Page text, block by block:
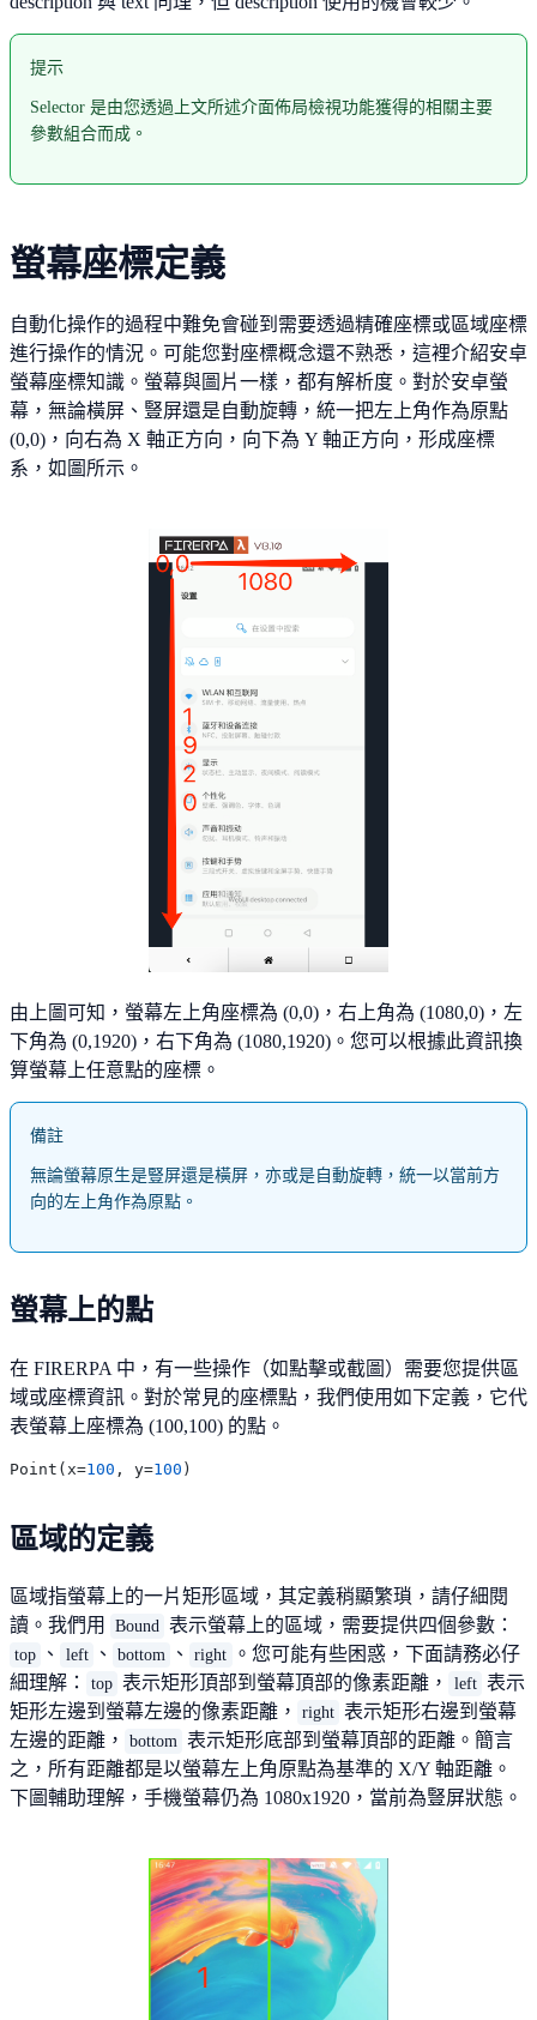
提示
Selector 是由您透過上文所述介面佈局檢視功能獲得的相關主要
參數組合而成。
螢幕座標定義
自動化操作的過程中難免會碰到需要透過精確座標或區域座標
進行操作的情況。可能您對座標概念還不熟悉，這裡介紹安卓
螢幕座標知識。螢幕與圖片一樣，都有解析度。對於安卓螢
幕，無論橫屏、豎屏還是自動旋轉，統一把左上角作為原點
(0,0)，向右為 X 軸正方向，向下為 Y 軸正方向，形成座標
系，如圖所示。
由上圖可知，螢幕左上角座標為 (0,0)，右上角為 (1080,0)，左
下角為 (0,1920)，右下角為 (1080,1920)。您可以根據此資訊換
算螢幕上任意點的座標。
備註
無論螢幕原生是豎屏還是橫屏，亦或是自動旋轉，統一以當前方
向的左上角作為原點。
螢幕上的點
在 FIRERPA 中，有一些操作（如點擊或截圖）需要您提供區
域或座標資訊。對於常見的座標點，我們使用如下定義，它代
表螢幕上座標為 (100,100) 的點。
Point(x=100 , y=100
區域的定義
區域指螢幕上的一片矩形區域，其定義稍顯繁瑣，請仔細閱
讀。我們用
Bound 表示螢幕上的區域，需要提供四個參數：
top 、 left 、 bottom 、 right
。您可能有些困惑，下面請務必仔
細理解：
top 表示矩形頂部到螢幕頂部的像素距離， left 表示
矩形左邊到螢幕左邊的像素距離，
right 表示矩形右邊到螢幕
左邊的距離，
bottom 表示矩形底部到螢幕頂部的距離。簡言
之，所有距離都是以螢幕左上角原點為基準的 X/Y 軸距離。
下圖輔助理解，手機螢幕仍為 1080x1920，當前為豎屏狀態。